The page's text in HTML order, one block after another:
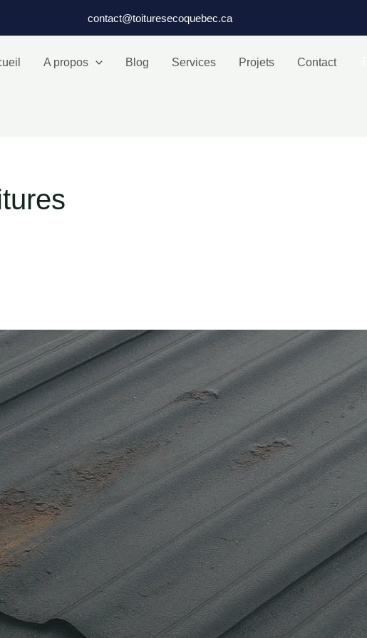
contact@toituresecoquebec.ca
A propos Blog Services Projets Contact